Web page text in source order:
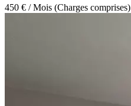
450 € / Mois (Charges comprises)